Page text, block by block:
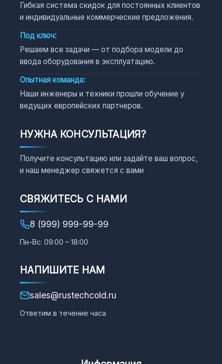
Гибкая система скидок для постоянных клиентов
и индивидуальные коммерческие предложения.
Под ключ:
Решаем все задачи — от подбора модели до
ввода оборудования в эксплуатацию.
Опытная команда:
Наши инженеры и техники прошли обучение у
ведущих европейских партнеров.
НУЖНА КОНСУЛЬТАЦИЯ?
Получите консультацию или задайте ваш вопрос,
и наш менеджер свяжется с вами
СВЯЖИТЕСЬ С НАМИ
8 (999) 999-99-99
Пн-Вс: 09:00 – 18:00
НАПИШИТЕ НАМ
sales@rustechcold.ru
Ответим в течение часа